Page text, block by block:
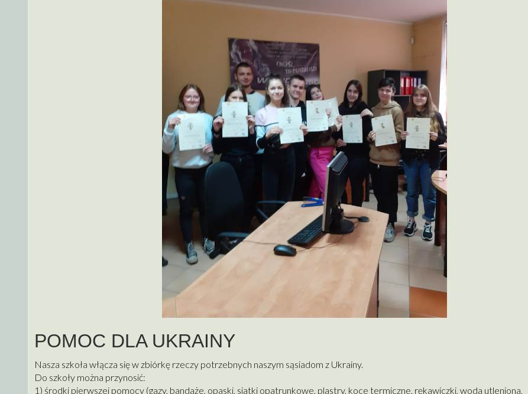
POMOC DLA UKRAINY
Nasza szkoła włącza się w zbiórkę rzeczy potrzebnych naszym sąsiadom z Ukrainy.
Do szkoły można przynosić:
1) środki pierwszej pomocy (gazy, bandaże, opaski, siatki opatrunkowe, plastry, koce termiczne, rękawiczki, woda utleniona,